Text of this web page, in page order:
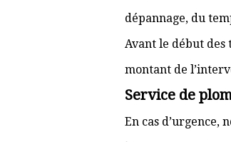
dépannage, du
Avant le début
montant de
Service de
En cas d’urgence,